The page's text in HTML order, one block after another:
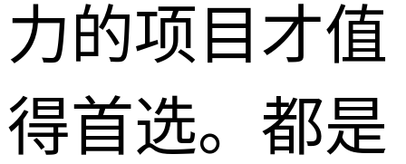
力的项目才值
得首选。都是